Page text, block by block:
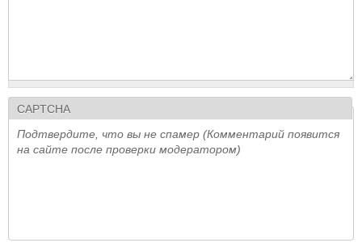
CAPTCHA
Подтвердите, что вы не спамер (Комментарий появится
на сайте после проверки модератором)